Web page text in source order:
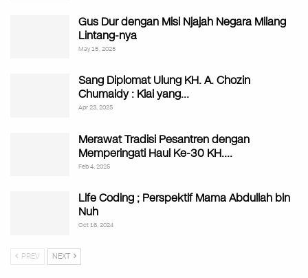
Gus Dur dengan Misi Njajah Negara Milang
Lintang-nya
May 15, 2025
Sang Diplomat Ulung KH. A. Chozin
Chumaidy : Kiai yang…
Apr 23, 2025
Merawat Tradisi Pesantren dengan
Memperingati Haul Ke-30 KH.…
Feb 4, 2025
Life Coding ; Perspektif Mama Abdullah bin
Nuh
Oct 16, 2024
PREV NEXT